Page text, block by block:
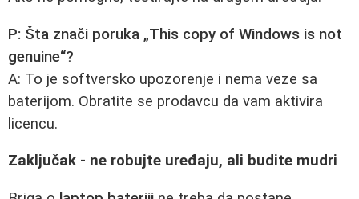
P: Šta znači poruka „This copy of Windows is not
genuine“?
A: To je softversko upozorenje i nema veze sa
baterijom. Obratite se prodavcu da vam aktivira
licencu.
Zaključak - ne robujte uređaju, ali budite mudri